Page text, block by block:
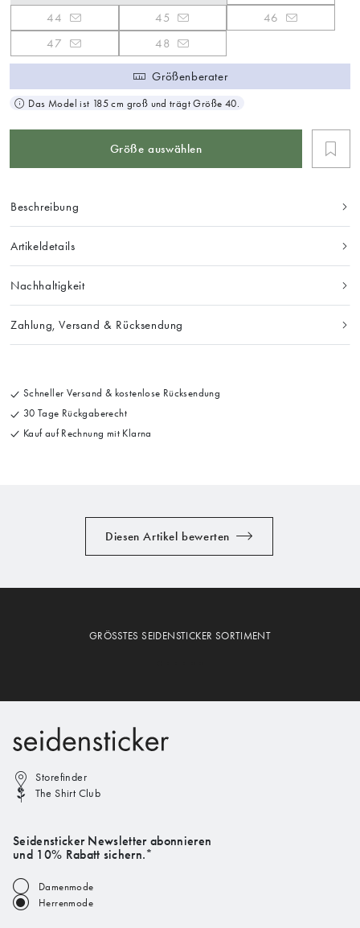
44
45
46
47
48
Größenberater
Das Model ist 185 cm groß und trägt Größe 40.
Größe auswählen
Beschreibung
Artikeldetails
Nachhaltigkeit
Zahlung, Versand & Rücksendung
Schneller Versand & kostenlose Rücksendung
30 Tage Rückgaberecht
Kauf auf Rechnung mit Klarna
Diesen Artikel bewerten
GRÖSSTES SEIDENSTICKER SORTIMENT
Storefinder
The Shirt Club
Seidensticker Newsletter abonnieren
und 10% Rabatt sichern.*
Damenmode
Herrenmode